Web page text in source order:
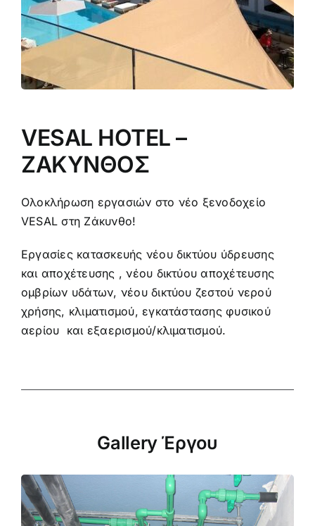
VESAL HOTEL –
ΖΑΚΥΝΘΟΣ
Ολοκλήρωση εργασιών στο νέο ξενοδοχείο
VESAL στη Ζάκυνθο!
Εργασίες κατασκευής νέου δικτύου ύδρευσης
και αποχέτευσης , νέου δικτύου αποχέτευσης
ομβρίων υδάτων, νέου δικτύου ζεστού νερού
χρήσης, κλιματισμού, εγκατάστασης φυσικού
αερίου και εξαερισμού/κλιματισμού.
Gallery Έργου